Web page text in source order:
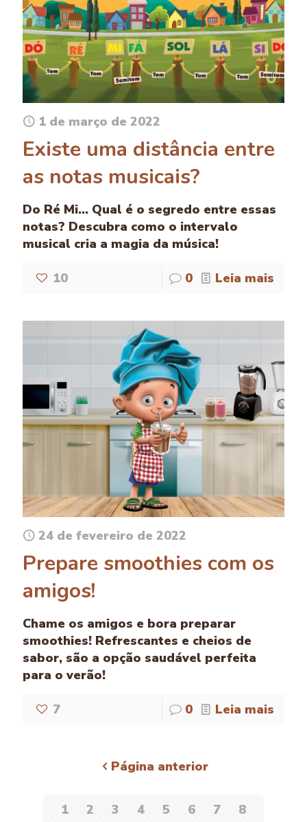
1 de março de 2022
Existe uma distância entre
as notas musicais?
Do Ré Mi... Qual é o segredo entre essas
notas? Descubra como o intervalo
musical cria a magia da música!
10 0 Leia mais
24 de fevereiro de 2022
Prepare smoothies com os
amigos!
Chame os amigos e bora preparar
smoothies! Refrescantes e cheios de
sabor, são a opção saudável perfeita
para o verão!
7 0 Leia mais
Página anterior
1 2 3 4 5 6 7
8